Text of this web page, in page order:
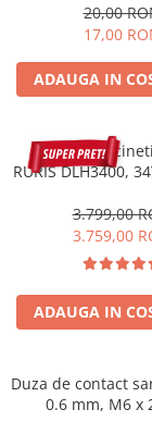
Acumulatori si
platforma Detoolz
Ciocane
acumulator
Drujbe/
acumulator
Detoolz FLEXI
Fierastraie
acumulator
Fierastraie
("soricel") cu
acumulator
Pistoale de
20,00
17,00
ADAUGA IN
Despicator
RURIS DLH3400,
3.799,00
3.759,00
ADAUGA IN
Duza de contact
0.6 mm, M6 x